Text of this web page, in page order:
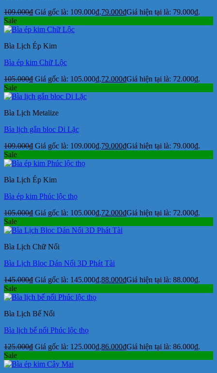
109.000₫ Giá gốc là: 109.000₫.79.000₫Giá hiện tại là: 79.000₫.
Sale
Bìa Lịch Ép Kim
Bìa ép kim Chữ Lộc
105.000₫ Giá gốc là: 105.000₫.72.000₫Giá hiện tại là: 72.000₫.
Sale
Bìa Lịch Metalize
Bìa lịch gắn bloc Di Lặc
109.000₫ Giá gốc là: 109.000₫.79.000₫Giá hiện tại là: 79.000₫.
Sale
Bìa Lịch Ép Kim
Bìa ép kim Phúc lộc thọ
105.000₫ Giá gốc là: 105.000₫.72.000₫Giá hiện tại là: 72.000₫.
Sale
Bìa Lịch Chữ Nổi
Bìa Lịch Bloc Dán Nổi 3D Phát Tài
145.000₫ Giá gốc là: 145.000₫.88.000₫Giá hiện tại là: 88.000₫.
Sale
Bìa Lịch Bế Nổi
Bìa lịch bế nổi Phúc lộc thọ
125.000₫ Giá gốc là: 125.000₫.86.000₫Giá hiện tại là: 86.000₫.
Sale